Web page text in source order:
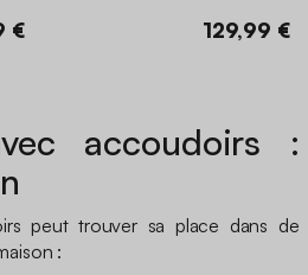
€ 129,99 €
accoudoirs :
peut trouver sa place dans de
: